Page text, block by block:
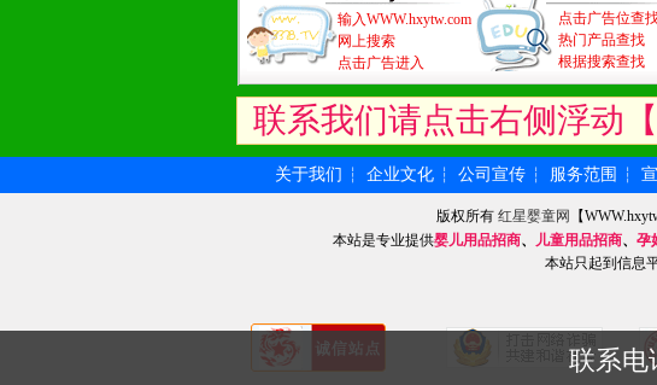
联系电
输入WWW.hxytw.com
网上搜索
点击广告进入
点击广告位查
热门产品查找
根据搜索查找
联系我们请点击右侧浮动【
关于我们 ┆ 企业文化 ┆ 公司宣传 ┆ 服务范围 ┆
版权所有 红星婴童网 【
本站是专业提供婴儿用品招商、 儿童用品招商、 孕
本站只起到信息